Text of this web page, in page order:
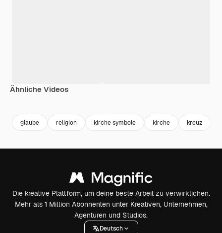
Ähnliche Videos
glaube religion kirche symbole kirche kreuz
Die kreative Plattform, um deine beste Arbeit zu verwirklichen.
Mehr als 1 Million Abonnenten unter Kreativen, Unternehmen,
Agenturen und Studios.
Deutsch